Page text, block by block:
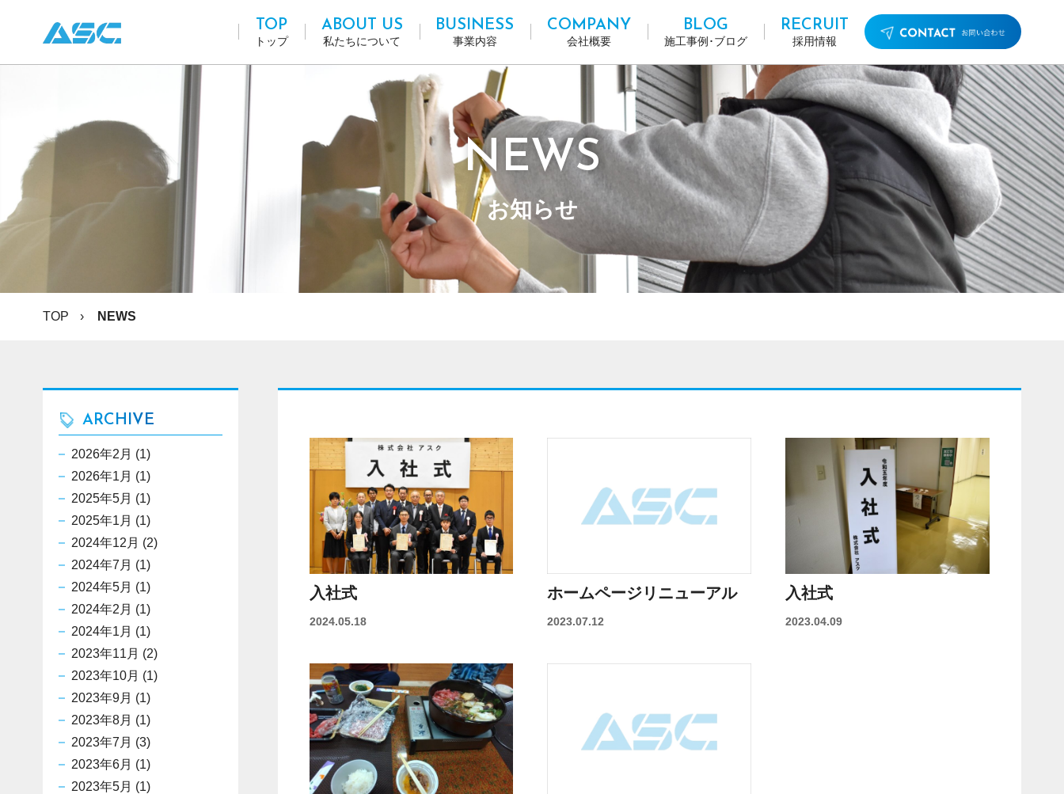
TOP
トップ
ABOUT US
私たちについて
BUSINESS
事業内容
COMPANY
会社概要
BLOG
施工事例･ブログ
RECRUIT
採用情報
NEWS
お知らせ
TOP NEWS
入社式
2024.05.18
ホームページリニューアル
2023.07.12
入社式
2023.04.09
ARCHIVE
2026年2月 (1)
2026年1月 (1)
2025年5月 (1)
2025年1月 (1)
2024年12月 (2)
2024年7月 (1)
2024年5月 (1)
2024年2月 (1)
2024年1月 (1)
2023年11月 (2)
2023年10月 (1)
2023年9月 (1)
2023年8月 (1)
2023年7月 (3)
2023年6月 (1)
2023年5月 (1)